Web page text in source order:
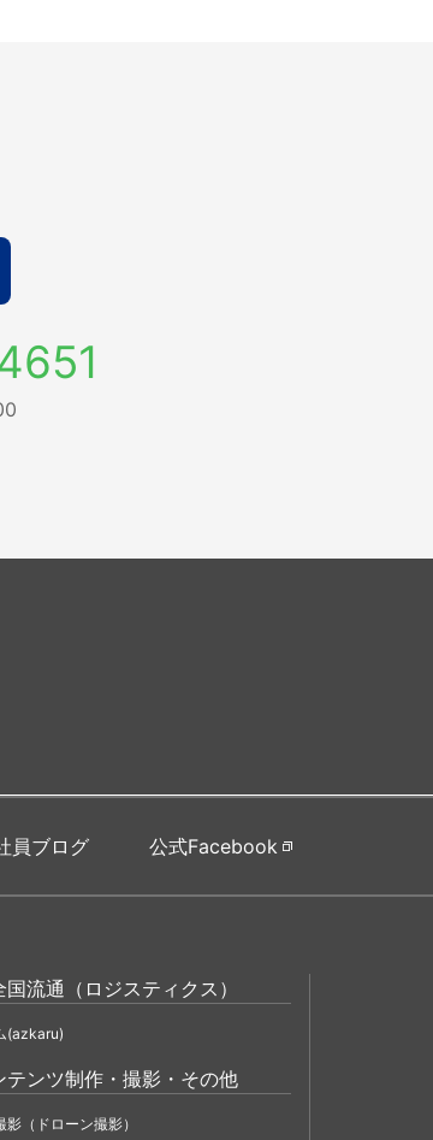
員ブログ 公式Facebook
流通（ロジスティクス）
(azkaru)
テンツ制作・撮影・その他
（ドローン撮影）